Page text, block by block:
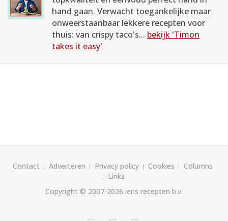
hand gaan. Verwacht toegankelijke maar
onweerstaanbaar lekkere recepten voor
thuis: van crispy taco's... bekijk 'Timon
takes it easy'
Contact Adverteren Privacy policy Cookies
Columns
Links
Copyright © 2007-2026 iens recepten b.v.